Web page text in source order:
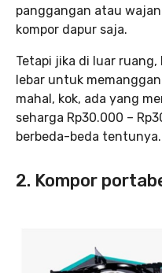
panggangan atau
kompor dapur saja.
Tetapi jika di luar ruang,
lebar untuk
mahal, kok, ada yang
seharga Rp30.000 –
berbeda-beda tentunya.
2. Kompor